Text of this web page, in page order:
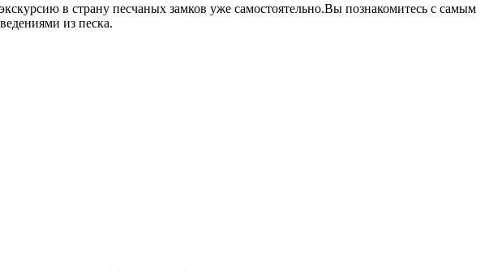
в страну песчаных замков уже самостоятельно.Вы познакомитесь с самым
из песка.